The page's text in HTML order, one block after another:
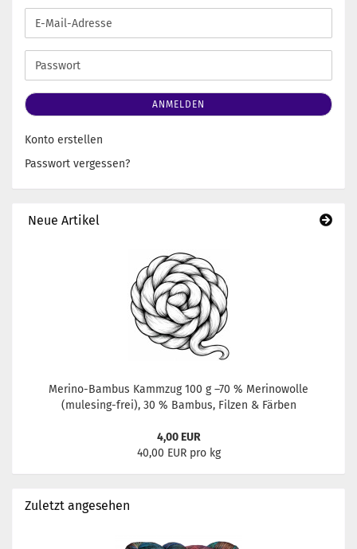
E-
Mail-
Adresse
Passwort
ANMELDEN
Konto erstellen
Passwort vergessen?
Neue Artikel
Merino-Bambus Kammzug 100 g –70 % Merinowolle
(mulesing-frei), 30 % Bambus, Filzen & Färben
4,00 EUR
40,00 EUR pro kg
Zuletzt angesehen